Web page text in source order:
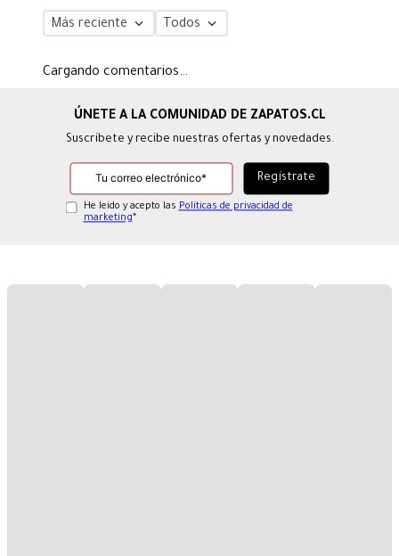
Más reciente Todos
Cargando comentarios…
Suscríbete y recibe nuestras ofertas y novedades.
He leído y acepto las Políticas de privacidad de
marketing*